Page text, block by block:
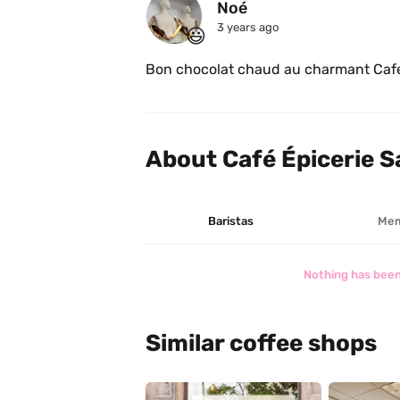
coin, je suis intéressée 😁. Histoire du
de la proprio. Ce commerce est en
trouveras certainement un petit
😃
Noé
3 years ago
Bon chocolat chaud au charmant
About Café Épicerie
Baristas
Nothing has
Similar coffee shops